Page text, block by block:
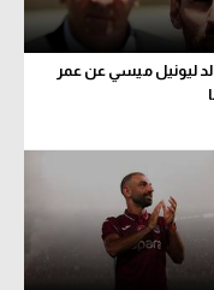
ليونيل ميسي عن عمر